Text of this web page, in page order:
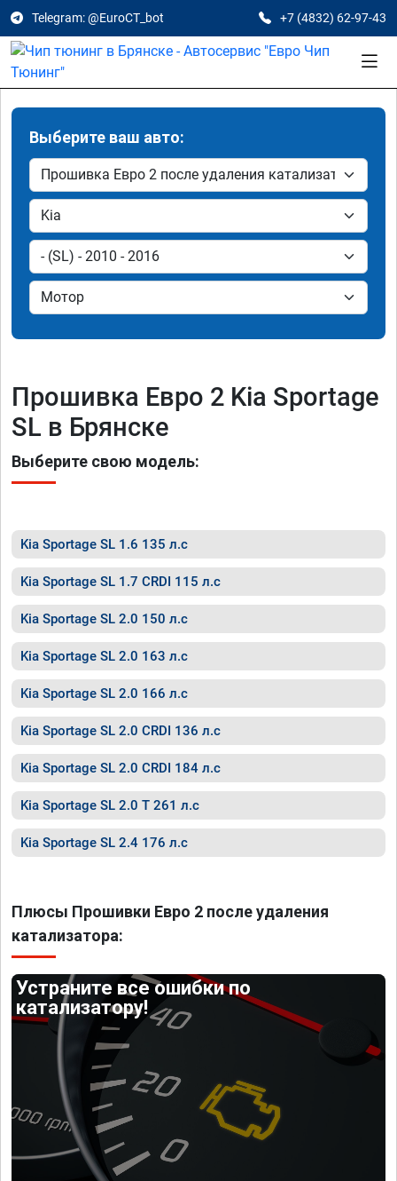
Telegram: @EuroCT_bot +7 (4832) 62-97-43
Выберите ваш авто:
Прошивка Евро 2 Kia Sportage
SL в Брянске
Выберите свою модель:
Kia Sportage SL 1.6 135 л.с
Kia Sportage SL 1.7 CRDI 115 л.с
Kia Sportage SL 2.0 150 л.с
Kia Sportage SL 2.0 163 л.с
Kia Sportage SL 2.0 166 л.с
Kia Sportage SL 2.0 CRDI 136 л.с
Kia Sportage SL 2.0 CRDI 184 л.с
Kia Sportage SL 2.0 T 261 л.с
Kia Sportage SL 2.4 176 л.с
Плюсы Прошивки Евро 2 после удаления
катализатора:
Устраните все ошибки по
катализатору!